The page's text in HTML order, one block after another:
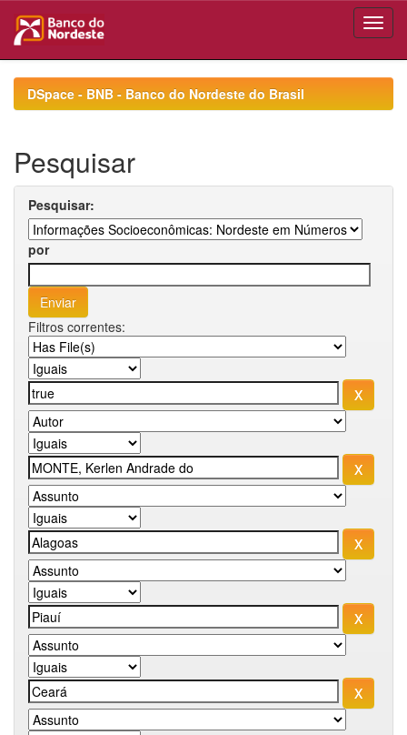
navigationDSpace - BNB - Banco do Nordeste do Brasil
Pesquisar
Pesquisar:
por
Filtros correntes: